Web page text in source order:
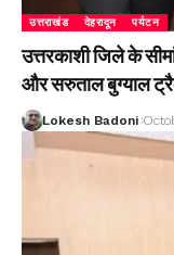
उत्तराखंड देहरादून पर्यटन
उत्तरकाशी जिले के
और सरुताल बुग्याल
Lokesh Badoni